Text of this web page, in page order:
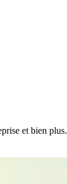
et bien plus.